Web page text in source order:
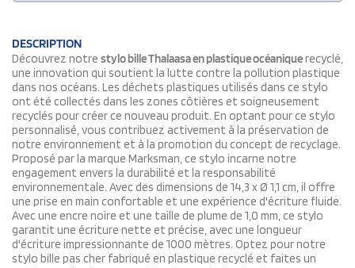
DESCRIPTION
Découvrez notre stylo bille Thalaasa en plastique océaniquerecyclé,
une innovation qui soutient la lutte contre la pollution plastique
dans nos océans. Les déchets plastiques utilisés dans ce stylo
ont été collectés dans les zones côtières et soigneusement
recyclés pour créer ce nouveau produit. En optant pour ce stylo
personnalisé, vous contribuez activement à la préservation de
notre environnement et à la promotion du concept de recyclage.
Proposé par la marque Marksman, ce stylo incarne notre
engagement envers la durabilité et la responsabilité
environnementale. Avec des dimensions de 14,3 x Ø 1,1 cm, il offre
une prise en main confortable et une expérience d'écriture fluide.
Avec une encre noire et une taille de plume de 1,0 mm, ce stylo
garantit une écriture nette et précise, avec une longueur
d'écriture impressionnante de 1000 mètres. Optez pour notre
stylo bille pas cher fabriqué en plastique recyclé et faites un